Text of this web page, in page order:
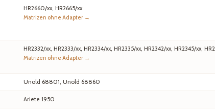
HR2660/xx, HR2665/xx
Matrizen ohne Adapter →
HR2332/xx, HR2333/xx, HR2334/xx, HR2335/xx, HR2342/xx, HR2345/xx,
Matrizen ohne Adapter →
Unold 68801, Unold 68860
Ariete 1950